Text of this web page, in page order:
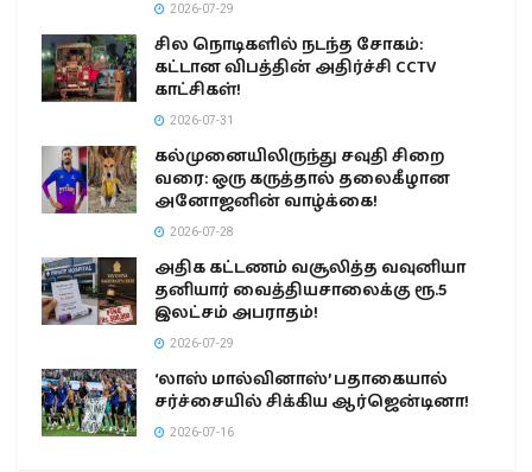
2026-07-29
சில நொடிகளில் நடந்த சோகம்:
கட்டான விபத்தின் அதிர்ச்சி CCTV
காட்சிகள்!
2026-07-31
கல்முனையிலிருந்து சவுதி சிறை
வரை: ஒரு கருத்தால் தலைகீழான
அனோஜனின் வாழ்க்கை!
2026-07-28
அதிக கட்டணம் வசூலித்த வவுனியா
தனியார் வைத்தியசாலைக்கு ரூ.5
இலட்சம் அபராதம்!
2026-07-29
‘லாஸ் மால்வினாஸ்’ பதாகையால்
சர்ச்சையில் சிக்கிய ஆர்ஜென்டினா!
2026-07-16